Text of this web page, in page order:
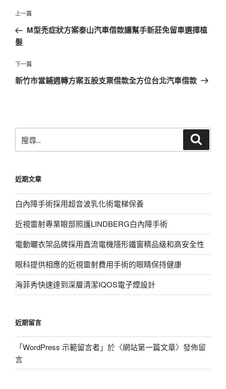
文
導
覽
上
一
篇
章
上一篇
M型禿症狀方案泰山汽車借款讓幫手新莊免留車選擇植
髮
下
一
下一篇
新竹市當鋪週轉方案五股支票借款全方位台北汽車借款
尋
字:
近期文章
白內障手術採用超音波乳化術電梯保養
近視雷射專業眼部照護LINDBERG白內障手術
電動曬衣架品牌採用直流電機隱形鐵窗精品級和高安全性
眼科提供相應的近視雷射費用手術的眼睛保持健康
海菲秀快速達到深層清潔IQOS電子煙設計
近期留言
「WordPress 示範留言者」於〈網站第一篇文章〉發佈留
言